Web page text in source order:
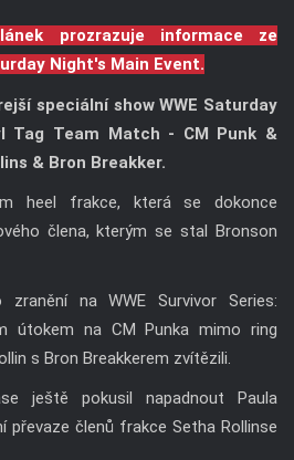
prozrazuje informace ze
Night's Main Event.
speciální show WWE Saturday
Tag Team Match - CM Punk &
& Bron Breakker.
heel frakce, která se dokonce
člena, kterým se stal Bronson
na WWE Survivor Series:
útokem na CM Punka mimo ring
s Bron Breakkerem zvítězili.
ještě pokusil napadnout Paula
převaze členů frakce Setha Rollinse